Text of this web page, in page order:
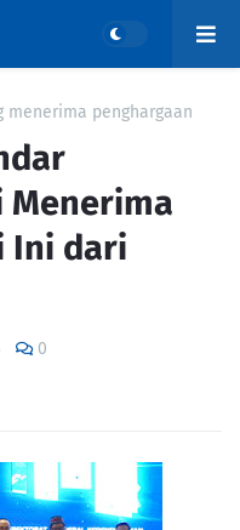
menerima penghargaan
Menerima
Ini dari
0